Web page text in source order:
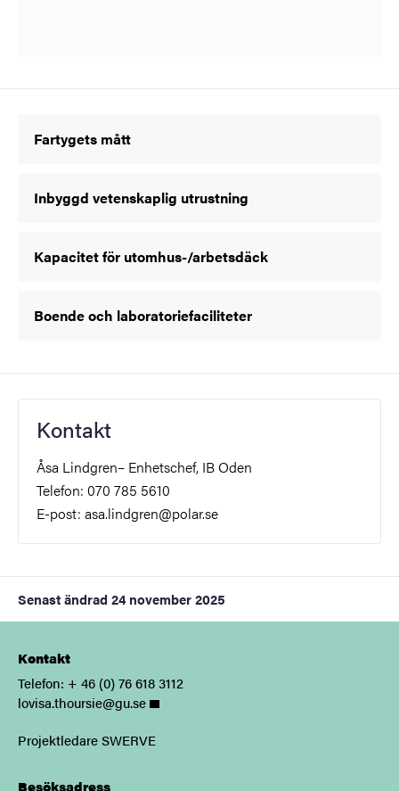
Fartygets mått
Inbyggd vetenskaplig utrustning
Kapacitet för utomhus-/arbetsdäck
Boende och laboratoriefaciliteter
Kontakt
Åsa Lindgren– Enhetschef, IB Oden
Telefon: 070 785 5610
E-post: asa.lindgren@polar.se
Senast ändrad 24 november 2025
Kontakt
Telefon: + 46 (0) 76 618 3112
lovisa.thoursie@gu.se
Projektledare SWERVE
Besöksadress